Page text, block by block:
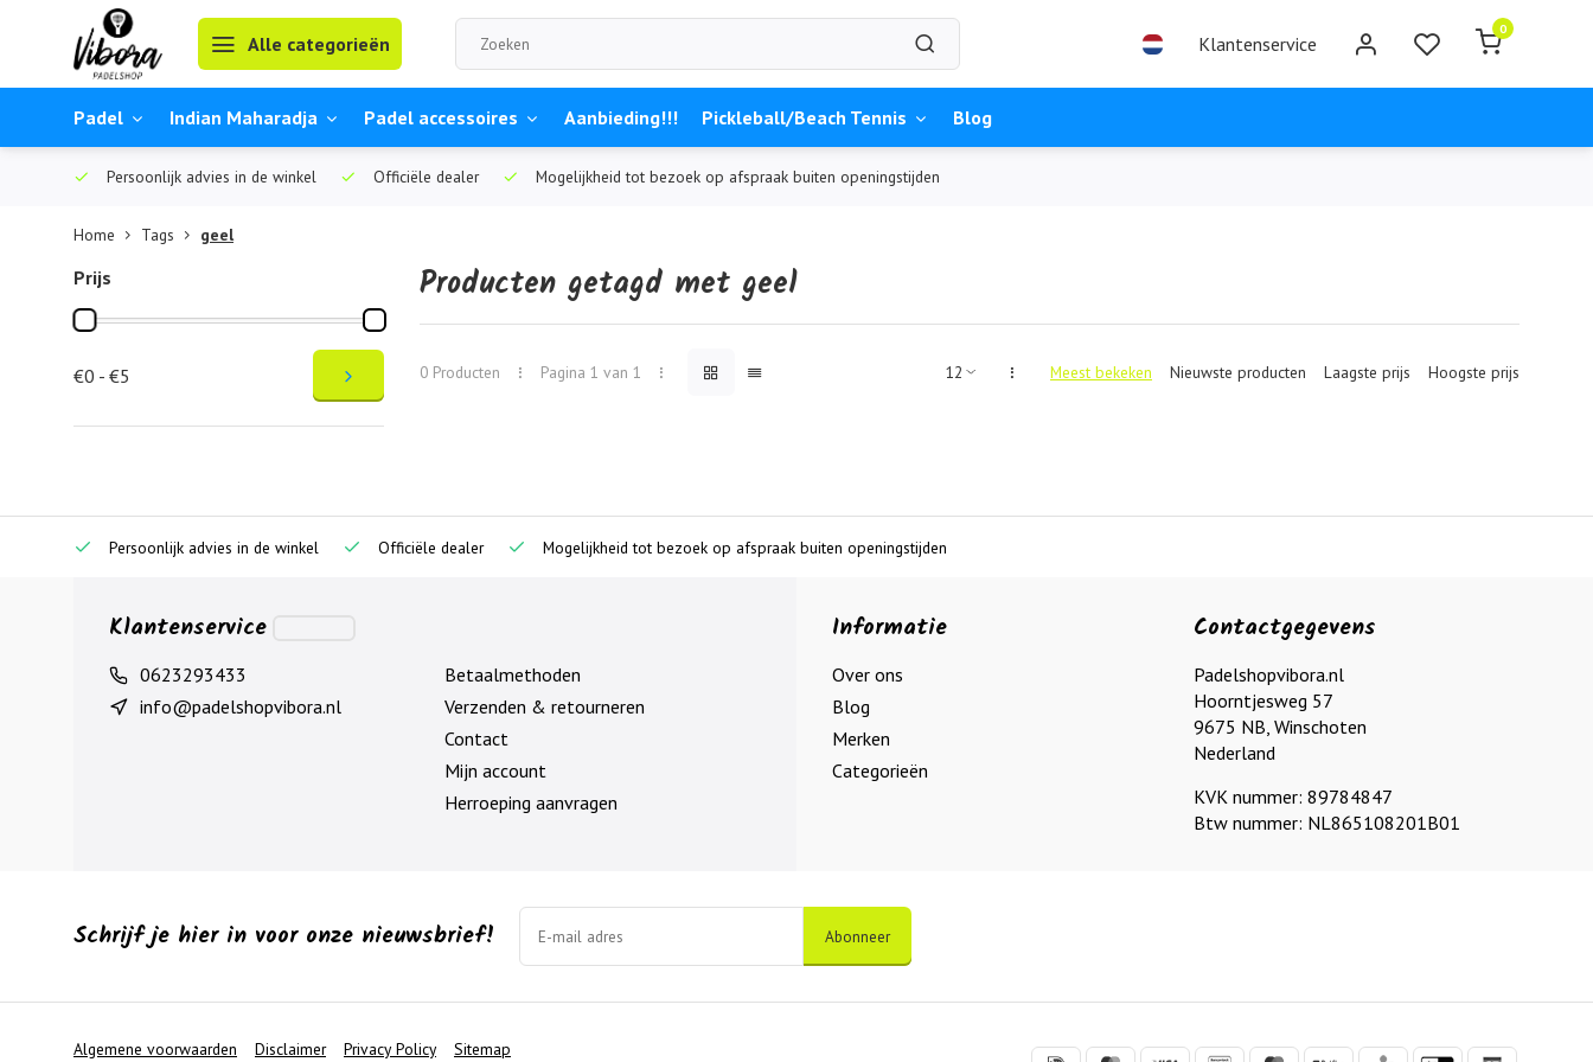
Alle categorieën Klantenservice
0
Padel Indian Maharadja Padel accessoires Aanbieding!!! Pickleball/Beach Tennis Blog
Persoonlijk advies in de winkel Officiële dealer Mogelijkheid tot bezoek op afspraak buiten openingstijden
Home Tags geel
Prijs
€0 - €5
Producten getagd met geel
0 Producten Pagina 1 van 1 Meest bekeken Nieuwste producten Laagste prijs Hoogste prijs
Persoonlijk advies in de winkel Officiële dealer Mogelijkheid tot bezoek op afspraak buiten openingstijden
Klantenservice
0623293433
info@padelshopvibora.nl
Betaalmethoden
Verzenden & retourneren
Contact
Mijn account
Herroeping aanvragen
Informatie
Over ons
Blog
Merken
Categorieën
Contactgegevens
Padelshopvibora.nl
Hoorntjesweg 57
9675 NB, Winschoten
Nederland
KVK nummer: 89784847
Btw nummer: NL865108201B01
Schrijf je hier in voor onze nieuwsbrief! Abonneer
Algemene voorwaarden Disclaimer Privacy Policy Sitemap